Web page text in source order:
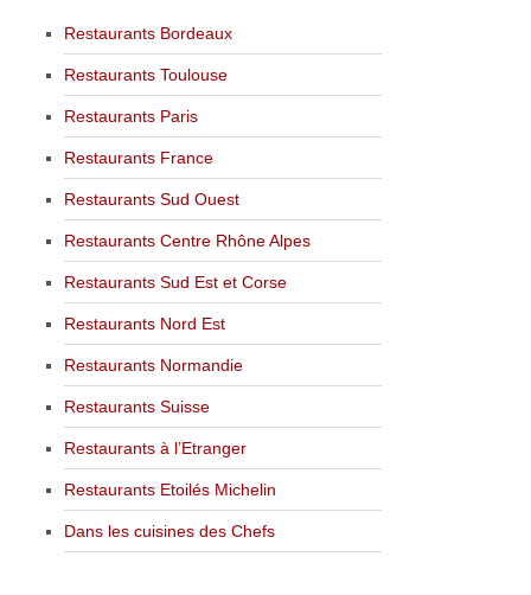
Restaurants Bordeaux
Restaurants Toulouse
Restaurants Paris
Restaurants France
Restaurants Sud Ouest
Restaurants Centre Rhône Alpes
Restaurants Sud Est et Corse
Restaurants Nord Est
Restaurants Normandie
Restaurants Suisse
Restaurants à l’Etranger
Restaurants Etoilés Michelin
Dans les cuisines des Chefs